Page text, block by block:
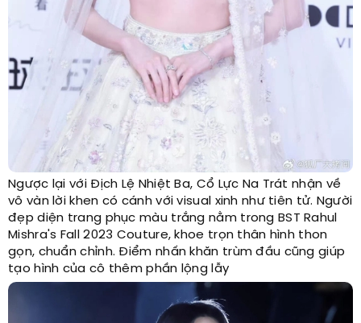
Ngược lại với Địch Lệ Nhiệt Ba, Cổ Lực Na Trát nhận về
vô vàn lời khen có cánh với visual xinh như tiên tử. Người
đẹp diện trang phục màu trắng nằm trong BST Rahul
Mishra's Fall 2023 Couture, khoe trọn thân hình thon
gọn, chuẩn chỉnh. Điểm nhấn khăn trùm đầu cũng giúp
tạo hình của cô thêm phần lộng lẫy